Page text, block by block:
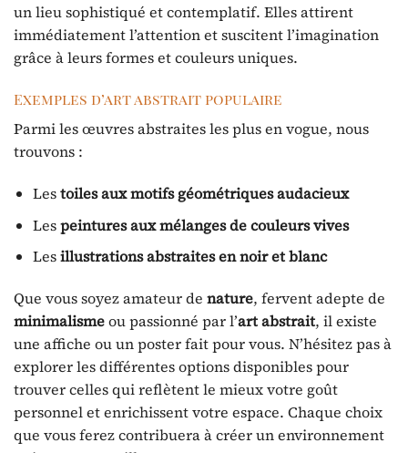
un lieu sophistiqué et contemplatif. Elles attirent
immédiatement l’attention et suscitent l’imagination
grâce à leurs formes et couleurs uniques.
Exemples d’art abstrait populaire
Parmi les œuvres abstraites les plus en vogue, nous
trouvons :
Lestoiles aux motifs géométriques audacieux
Lespeintures aux mélanges de couleurs vives
Lesillustrations abstraites en noir et blanc
Que vous soyez amateur de nature, fervent adepte de
minimalismeou passionné par l’art abstrait, il existe
une affiche ou un poster fait pour vous. N’hésitez pas à
explorer les différentes options disponibles pour
trouver celles qui reflètent le mieux votre goût
personnel et enrichissent votre espace. Chaque choix
que vous ferez contribuera à créer un environnement